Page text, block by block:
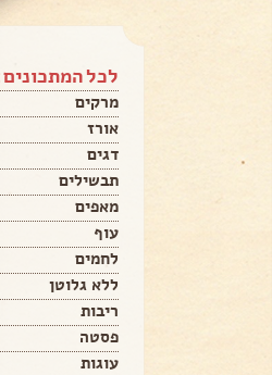
לכל המתכונים
מרקים
אורז
דגים
תבשילים
מאפים
עוף
לחמים
ללא גלוטן
ריבות
פסטה
עוגות